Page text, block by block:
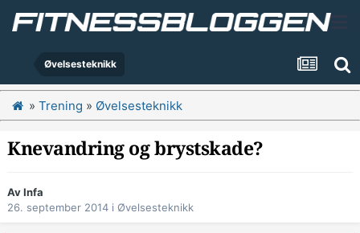
Øvelsesteknikk
» Trening » Øvelsesteknikk
Knevandring og brystskade?
AvInfa
26. september 2014 i Øvelsesteknikk